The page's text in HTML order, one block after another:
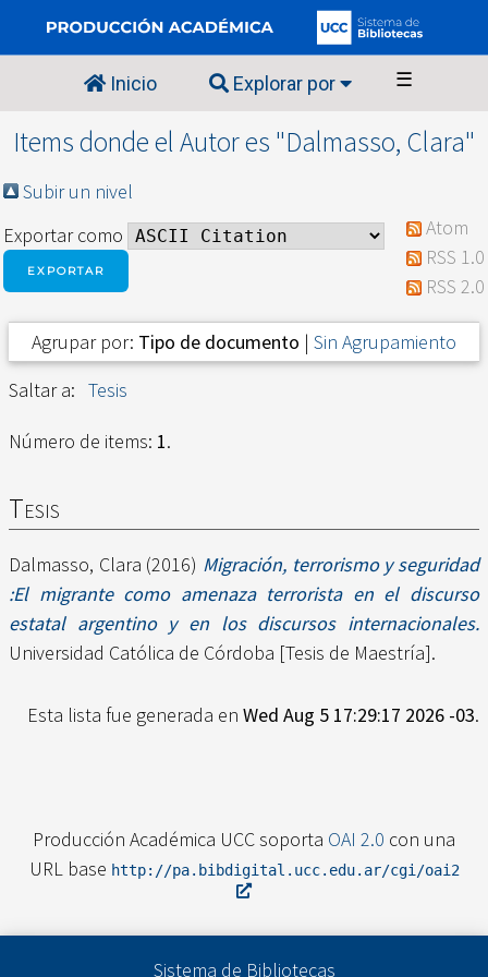
Inicio Explorar por ☰
Items donde el Autor es "Dalmasso, Clara"
Subir un nivel
Exportar como
Atom
RSS 1.0
RSS 2.0
Agrupar por: Tipo de documento | Sin Agrupamiento
Saltar a: Tesis
Número de items: 1.
Tesis
Dalmasso, Clara (2016) Migración, terrorismo y seguridad
:El migrante como amenaza terrorista en el discurso
estatal argentino y en los discursos internacionales.
Universidad Católica de Córdoba [Tesis de Maestría].
Esta lista fue generada en Wed Aug 5 17:29:17 2026 -03.
Producción Académica UCC soporta OAI 2.0 con una
URL base http://pa.bibdigital.ucc.edu.ar/cgi/oai2
Sistema de Bibliotecas